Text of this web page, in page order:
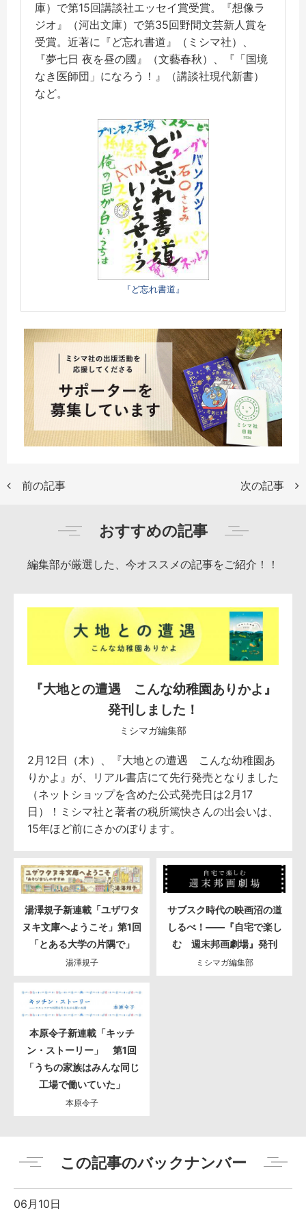
庫）で第15回講談社エッセイ賞受賞。『想像ラ
ジオ』（河出文庫）で第35回野間文芸新人賞を
受賞。近著に『ど忘れ書道』（ミシマ社）、
『夢七日 夜を昼の國』（文藝春秋）、『「国境
なき医師団」になろう！』（講談社現代新書）
など。
『ど忘れ書道』
前の記事 次の記事
おすすめの記事
編集部が厳選した、今オススメの記事をご紹介！！
『大地との遭遇 こんな幼稚園ありかよ』
発刊しました！
ミシマガ編集部
2月12日（木）、『大地との遭遇 こんな幼稚園あ
りかよ』が、リアル書店にて先行発売となりました
（ネットショップを含めた公式発売日は2月17
日）！ミシマ社と著者の税所篤快さんの出会いは、
15年ほど前にさかのぼります。
湯澤規子新連載「ユザワタ
ヌキ文庫へようこそ」第1回
「とある大学の片隅で」
湯澤規子
サブスク時代の映画沼の道
しるべ！――『自宅で楽し
む 週末邦画劇場』発刊
ミシマガ編集部
本原令子新連載「キッチ
ン・ストーリー」 第1回
「うちの家族はみんな同じ
工場で働いていた」
本原令子
この記事のバックナンバー
06月10日